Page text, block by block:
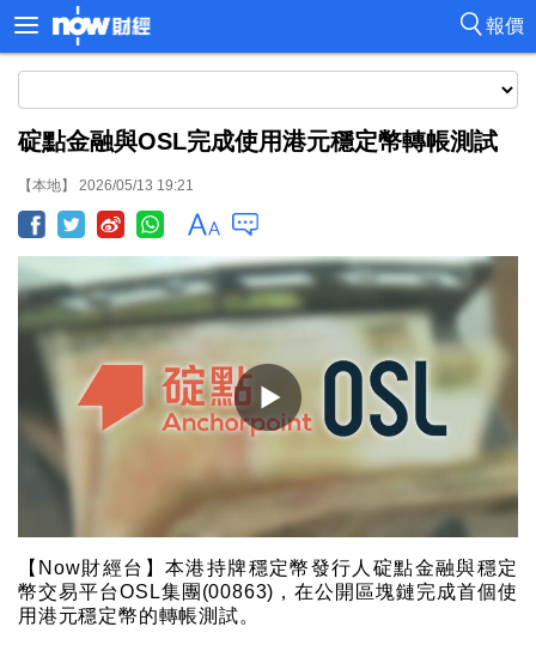
報價
碇點金融與OSL完成使用港元穩定幣轉帳測試
【本地】 2026/05/13 19:21
【Now財經台】本港持牌穩定幣發行人碇點金融與穩定
幣交易平台OSL集團(00863)，在公開區塊鏈完成首個使
用港元穩定幣的轉帳測試。